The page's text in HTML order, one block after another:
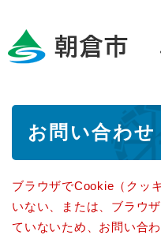
の
お問い合わせ
ブラウザでCookie（クッ
いない、または、ブラウ
ていないため、お問い合